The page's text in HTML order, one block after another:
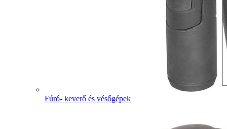
Fúró- keverő és vésőgépek